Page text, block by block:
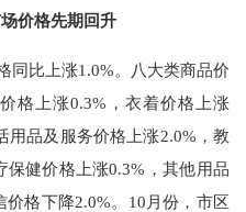
价格先期回升
同比上涨1.0%。八大类商品价
格上涨0.3% ，衣着价格上涨
用品及服务价格上涨2.0% ，教
保健价格上涨0.3% ，其他用品
价格下降2.0%。 10 月份，市区